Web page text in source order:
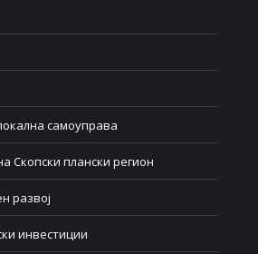
самоуправа
Скопски плански регион
развој
инвестиции